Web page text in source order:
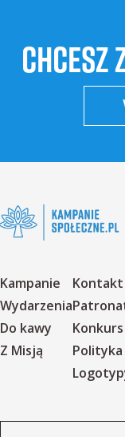
CHCESZ
Kampanie
Wydarzenia
Do kawy
Z Misją
Kontakt
Konkurs